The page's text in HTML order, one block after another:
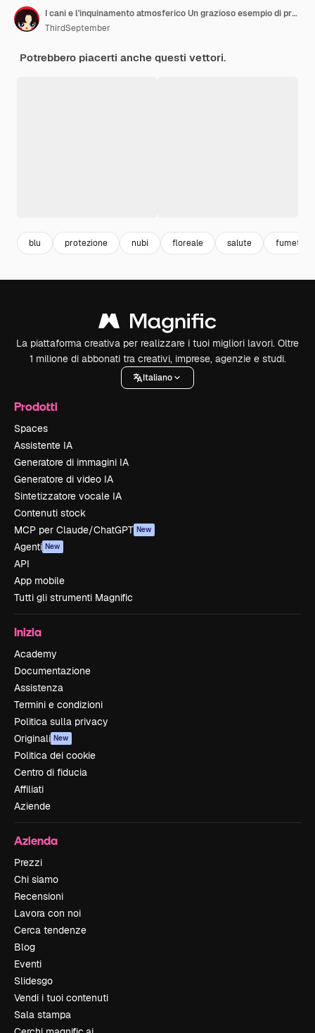
I cani e l'inquinamento atmosferico Un grazioso esempio di protezione degli animali domestici
ThirdSeptember
Potrebbero piacerti anche questi vettori.
blu protezione nubi floreale salute fumetto
La piattaforma creativa per realizzare i tuoi migliori lavori. Oltre
1 milione di abbonati tra creativi, imprese, agenzie e studi.
Italiano
Prodotti
Spaces
Assistente IA
Generatore di immagini IA
Generatore di video IA
Sintetizzatore vocale IA
Contenuti stock
MCP per Claude/ChatGPT New
Agenti New
API
App mobile
Tutti gli strumenti Magnific
Inizia
Academy
Documentazione
Assistenza
Termini e condizioni
Politica sulla privacy
Originali New
Politica dei cookie
Centro di fiducia
Affiliati
Aziende
Azienda
Prezzi
Chi siamo
Recensioni
Lavora con noi
Cerca tendenze
Blog
Eventi
Slidesgo
Vendi i tuoi contenuti
Sala stampa